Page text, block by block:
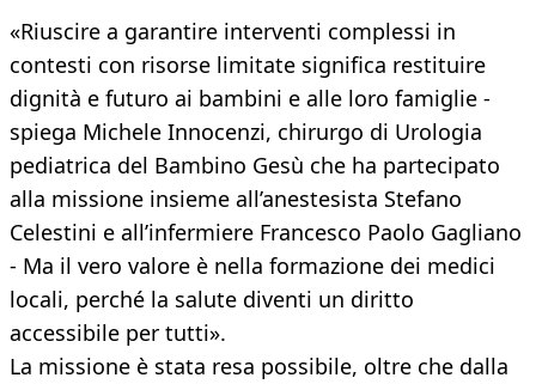
«Riuscire a garantire interventi complessi in
contesti con risorse limitate significa restituire
dignità e futuro ai bambini e alle loro famiglie -
spiega Michele Innocenzi, chirurgo di Urologia
pediatrica del Bambino Gesù che ha partecipato
alla missione insieme all’anestesista Stefano
Celestini e all’infermiere Francesco Paolo Gagliano
- Ma il vero valore è nella formazione dei medici
locali, perché la salute diventi un diritto
accessibile per tutti».
La missione è stata resa possibile, oltre che dalla